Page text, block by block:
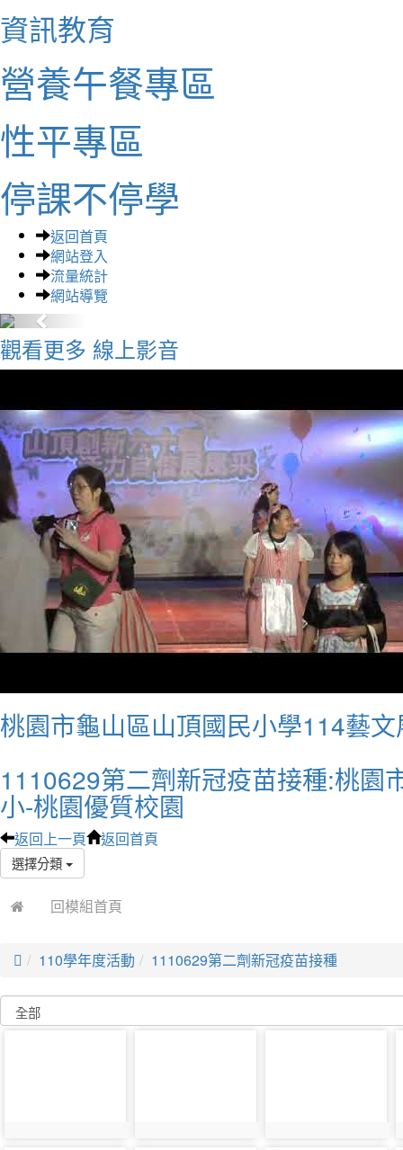
資訊教育
營養午餐專區
性平專區
停課不停學
返回首頁
網站登入
流量統計
網站導覽
觀看更多 線上影音
桃園市龜山區山頂國民小學114藝
1110629第二劑新冠疫苗接種:桃園
小-桃園優質校園
返回上一頁 返回首頁
選擇分類
回模組首頁
 110學年度活動 1110629第二劑新冠疫苗接種